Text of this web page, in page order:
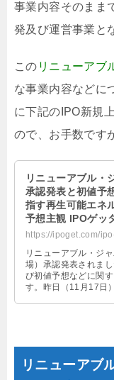
事業内容そのまま
発及び運営事業と
この リニューアブ
な事業内容などに
に下記のIPO新規
ので、お手数です
リニューアブル・
承認発表と初値予
指す再生可能エネ
予想主観 IPOゲッ
https://ipoget.com/
リニューアブル・ジ
場）承認発表されま
び初値予想などに関
す。昨日（11月17日
リニューアブ